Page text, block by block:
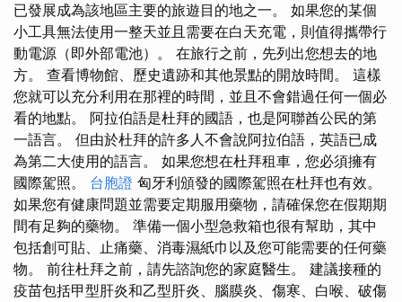
已發展成為該地區主要的旅遊目的地之一。 如果您的某個
小工具無法使用一整天並且需要在白天充電，則值得攜帶行
動電源（即外部電池）。 在旅行之前，先列出您想去的地
方。 查看博物館、歷史遺跡和其他景點的開放時間。 這樣
您就可以充分利用在那裡的時間，並且不會錯過任何一個必
看的地點。 阿拉伯語是杜拜的國語，也是阿聯酋公民的第
一語言。 但由於杜拜的許多人不會說阿拉伯語，英語已成
為第二大使用的語言。 如果您想在杜拜租車，您必須擁有
國際駕照。 台胞證 匈牙利頒發的國際駕照在杜拜也有效。
如果您有健康問題並需要定期服用藥物，請確保您在假期期
間有足夠的藥物。 準備一個小型急救箱也很有幫助，其中
包括創可貼、止痛藥、消毒濕紙巾以及您可能需要的任何藥
物。 前往杜拜之前，請先諮詢您的家庭醫生。 建議接種的
疫苗包括甲型肝炎和乙型肝炎、腦膜炎、傷寒、白喉、破傷